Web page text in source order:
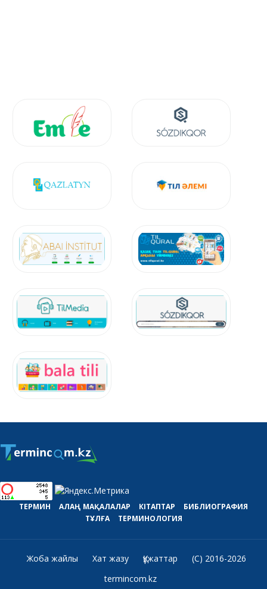
ТЕРМИН АЛАҢ МАҚАЛАЛАР КІТАПТАР
БИБЛИОГРАФИЯ
ТҰЛҒА
ТЕРМИНОЛОГИЯ
Жоба жайлы Хат жазу Құжаттар
(C) 2016-2026
termincom.kz